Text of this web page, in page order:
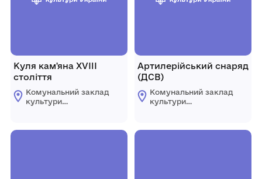
Куля кам'яна ХVIII
століття
Комунальний заклад
культури
Царичанської
Артилерійський снаряд
(ДСВ)
Комунальний заклад
культури
Царичанської